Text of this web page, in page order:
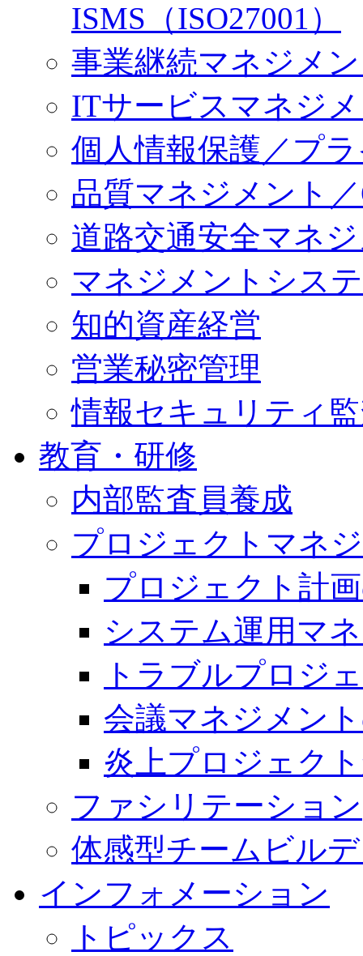
ISMS（ISO27001）
事業継続マネジメ
ITサービスマネジ
個人情報保護／プ
品質マネジメント
道路交通安全マネ
マネジメントシス
知的資産経営
営業秘密管理
情報セキュリティ
教育・研修
内部監査員養成
プロジェクトマネ
プロジェクト計
システム運用マ
トラブルプロジ
会議マネジメン
炎上プロジェク
ファシリテーション
体感型チームビル
インフォメーション
トピックス